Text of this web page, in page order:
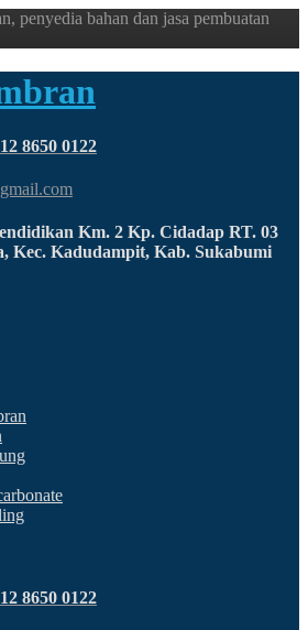
penyedia bahan dan jasa pembuatan
8650 0122
Km. 2 Kp. Cidadap RT. 03
Kec. Kadudampit, Kab. Sukabumi
8650 0122